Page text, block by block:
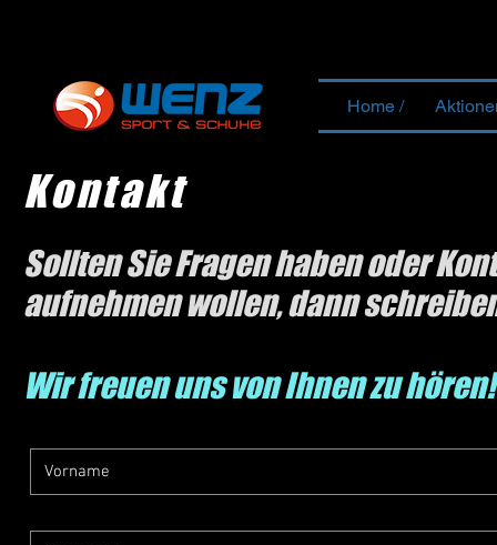
Home /
Kontakt
Sollten Sie Fragen haben oder
aufnehmen wollen, dann
Wir freuen uns von Ihnen zu hören!